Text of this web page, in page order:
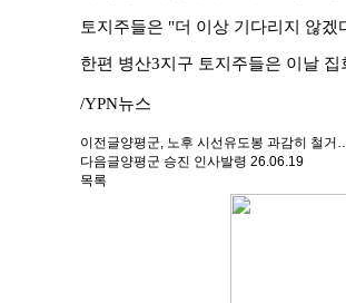
토지주들은 "더 이상 기다리지 않
한편 병산3지구 토지주들은 이날
/YPN뉴스
이전글양평군, 노후 시선유도봉 과감히 철거
다음글양평군 승진 인사발령 26.06.19
목록